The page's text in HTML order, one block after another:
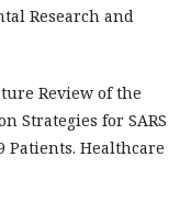
Research and
Review of the
Strategies for SARS
Patients. Healthcare